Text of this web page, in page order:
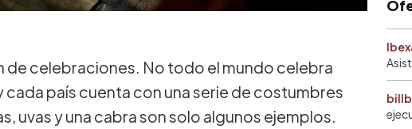
de celebraciones. No todo el mundo celebra
cada país cuenta con una serie de costumbres
uvas y una cabra son solo algunos ejemplos.